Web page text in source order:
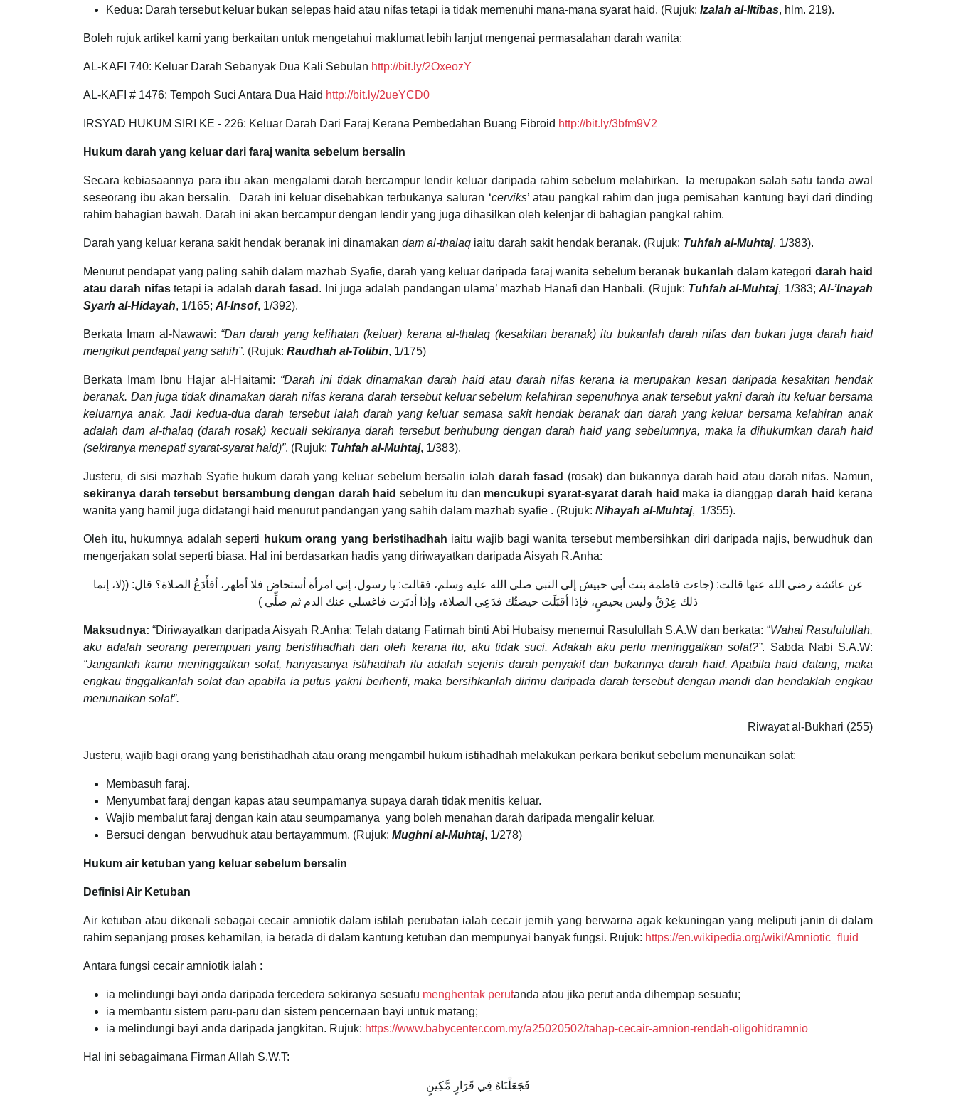
Kedua: Darah tersebut keluar bukan selepas haid atau nifas tetapi ia tidak memenuhi mana-mana syarat haid. (Rujuk: Izalah al-Iltibas, hlm. 219).
Boleh rujuk artikel kami yang berkaitan untuk mengetahui maklumat lebih lanjut mengenai permasalahan darah wanita:
AL-KAFI 740: Keluar Darah Sebanyak Dua Kali Sebulan http://bit.ly/2OxeozY
AL-KAFI # 1476: Tempoh Suci Antara Dua Haid http://bit.ly/2ueYCD0
IRSYAD HUKUM SIRI KE - 226: Keluar Darah Dari Faraj Kerana Pembedahan Buang Fibroid http://bit.ly/3bfm9V2
Hukum darah yang keluar dari faraj wanita sebelum bersalin
Secara kebiasaannya para ibu akan mengalami darah bercampur lendir keluar daripada rahim sebelum melahirkan. Ia merupakan salah satu tanda awal
seseorang ibu akan bersalin. Darah ini keluar disebabkan terbukanya saluran ‘cerviks’ atau pangkal rahim dan juga pemisahan kantung bayi dari dinding
rahim bahagian bawah. Darah ini akan bercampur dengan lendir yang juga dihasilkan oleh kelenjar di bahagian pangkal rahim.
Darah yang keluar kerana sakit hendak beranak ini dinamakan dam al-thalaq iaitu darah sakit hendak beranak. (Rujuk: Tuhfah al-Muhtaj, 1/383).
Menurut pendapat yang paling sahih dalam mazhab Syafie, darah yang keluar daripada faraj wanita sebelum beranak bukanlah dalam kategori darah haid
atau darah nifastetapi ia adalahdarah fasad . Ini juga adalah pandangan ulama’ mazhab Hanafi dan Hanbali. (Rujuk: Tuhfah al-Muhtaj, 1/383;Al-’Inayah
Syarh al-Hidayah, 1/165; Al-Insof, 1/392).
Berkata Imam al-Nawawi: “Dan darah yang kelihatan (keluar) kerana al-thalaq (kesakitan beranak) itu bukanlah darah nifas dan bukan juga darah haid
mengikut pendapat yang sahih”. (Rujuk: Raudhah al-Tolibin, 1/175)
Berkata Imam Ibnu Hajar al-Haitami: “Darah ini tidak dinamakan darah haid atau darah nifas kerana ia merupakan kesan daripada kesakitan hendak
beranak. Dan juga tidak dinamakan darah nifas kerana darah tersebut keluar sebelum kelahiran sepenuhnya anak tersebut yakni darah itu keluar bersama
keluarnya anak. Jadi kedua-dua darah tersebut ialah darah yang keluar semasa sakit hendak beranak dan darah yang keluar bersama kelahiran anak
adalah dam al-thalaq (darah rosak) kecuali sekiranya darah tersebut berhubung dengan darah haid yang sebelumnya, maka ia dihukumkan darah haid
(sekiranya menepati syarat-syarat haid)”. (Rujuk: Tuhfah al-Muhtaj, 1/383).
Justeru, di sisi mazhab Syafie hukum darah yang keluar sebelum bersalin ialah darah fasad (rosak) dan bukannya darah haid atau darah nifas. Namun,
sekiranya darah tersebut bersambung dengan darah haid sebelum itu dan mencukupi syarat-syarat darah haid maka ia dianggap darah haid kerana
wanita yang hamil juga didatangi haid menurut pandangan yang sahih dalam mazhab syafie . (Rujuk: Nihayah al-Muhtaj, 1/355).
Oleh itu, hukumnya adalah seperti hukum orang yang beristihadhah iaitu wajib bagi wanita tersebut membersihkan diri daripada najis, berwudhuk dan
mengerjakan solat seperti biasa. Hal ini berdasarkan hadis yang diriwayatkan daripada Aisyah R.Anha:
عن عائشة رضي الله عنها قالت: (جاءت فاطمة بنت أبي حبيش إلى النبي صلى الله عليه وسلم، فقالت: يا رسول، إني امرأة أستحاض فلا أطهر، أفأَدَعُ الصلاة؟ قال: ((لا، إنما
ذلك عِرْقٌ وليس بحيضٍ، فإذا أقبَلَت حيضتُك فدَعِي الصلاة، وإذا أدبَرَت فاغسلي عنك الدم ثم صلِّي )
Maksudnya:“Diriwayatkan daripada Aisyah R.Anha: Telah datang Fatimah binti Abi Hubaisy menemui Rasulullah S.A.W dan berkata: “Wahai Rasululullah,
aku adalah seorang perempuan yang beristihadhah dan oleh kerana itu, aku tidak suci. Adakah aku perlu meninggalkan solat?”. Sabda Nabi S.A.W:
“Janganlah kamu meninggalkan solat, hanyasanya istihadhah itu adalah sejenis darah penyakit dan bukannya darah haid. Apabila haid datang, maka
engkau tinggalkanlah solat dan apabila ia putus yakni berhenti, maka bersihkanlah dirimu daripada darah tersebut dengan mandi dan hendaklah engkau
menunaikan solat”.
Riwayat al-Bukhari (255)
Justeru, wajib bagi orang yang beristihadhah atau orang mengambil hukum istihadhah melakukan perkara berikut sebelum menunaikan solat:
Membasuh faraj.
Menyumbat faraj dengan kapas atau seumpamanya supaya darah tidak menitis keluar.
Wajib membalut faraj dengan kain atau seumpamanya yang boleh menahan darah daripada mengalir keluar.
Bersuci dengan berwudhuk atau bertayammum. (Rujuk: Mughni al-Muhtaj, 1/278)
Hukum air ketuban yang keluar sebelum bersalin
Definisi Air Ketuban
Air ketuban atau dikenali sebagai cecair amniotik dalam istilah perubatan ialah cecair jernih yang berwarna agak kekuningan yang meliputi janin di dalam
rahim sepanjang proses kehamilan, ia berada di dalam kantung ketuban dan mempunyai banyak fungsi. Rujuk: https://en.wikipedia.org/wiki/Amniotic_fluid
Antara fungsi cecair amniotik ialah :
ia melindungi bayi anda daripada tercedera sekiranya sesuatu menghentak perutanda atau jika perut anda dihempap sesuatu;
ia membantu sistem paru-paru dan sistem pencernaan bayi untuk matang;
ia melindungi bayi anda daripada jangkitan. Rujuk: https://www.babycenter.com.my/a25020502/tahap-cecair-amnion-rendah-oligohidramnio
Hal ini sebagaimana Firman Allah S.W.T:
فَجَعَلْنَاهُ فِي قَرَارٍ مَّكِينٍ